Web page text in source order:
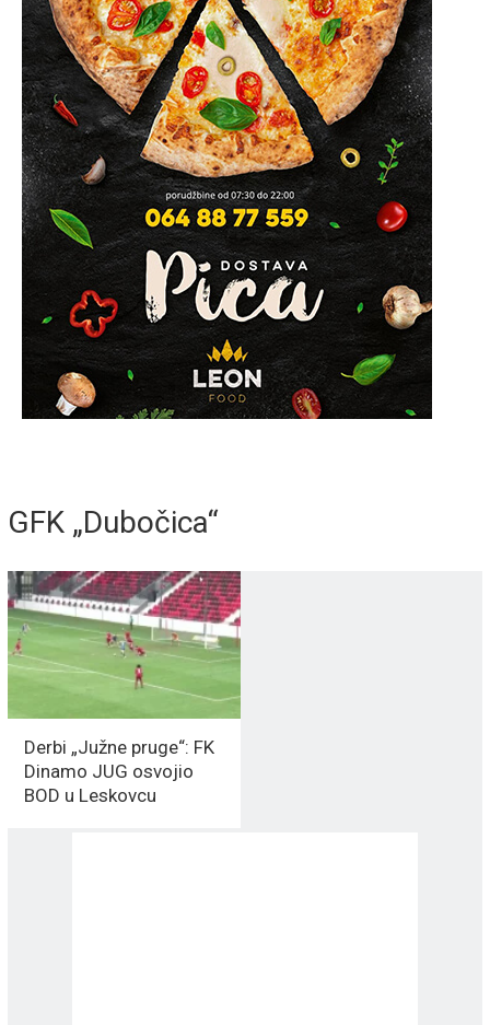
GFK „Dubočica“
Derbi „Južne pruge“: FK
Dinamo JUG osvojio
BOD u Leskovcu